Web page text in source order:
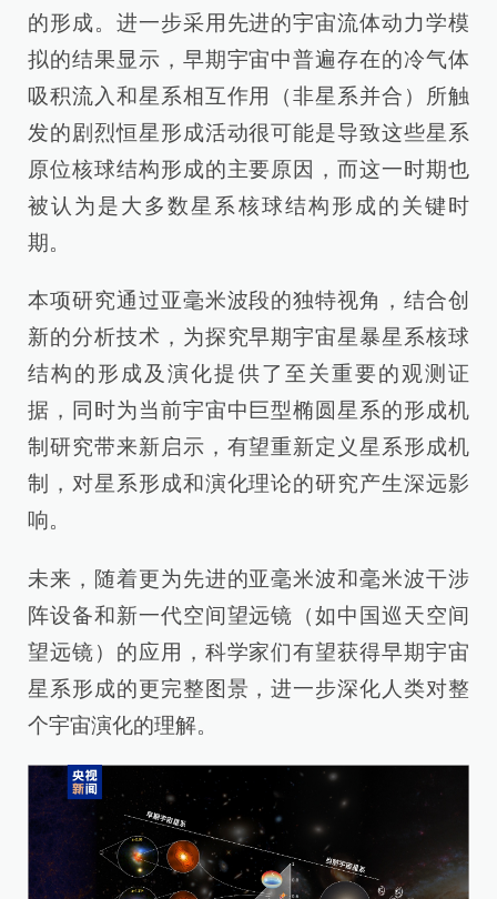
的形成。进一步采用先进的宇宙流体动力学模
拟的结果显示，早期宇宙中普遍存在的冷气体
吸积流入和星系相互作用（非星系并合）所触
发的剧烈恒星形成活动很可能是导致这些星系
原位核球结构形成的主要原因，而这一时期也
被认为是大多数星系核球结构形成的关键时
期。
本项研究通过亚毫米波段的独特视角，结合创
新的分析技术，为探究早期宇宙星暴星系核球
结构的形成及演化提供了至关重要的观测证
据，同时为当前宇宙中巨型椭圆星系的形成机
制研究带来新启示，有望重新定义星系形成机
制，对星系形成和演化理论的研究产生深远影
响。
未来，随着更为先进的亚毫米波和毫米波干涉
阵设备和新一代空间望远镜（如中国巡天空间
望远镜）的应用，科学家们有望获得早期宇宙
星系形成的更完整图景，进一步深化人类对整
个宇宙演化的理解。